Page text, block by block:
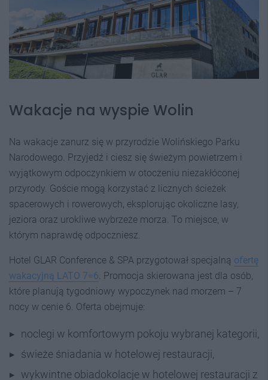
Wakacje na wyspie Wolin
Na wakacje zanurz się w przyrodzie Wolińskiego Parku
Narodowego. Przyjedź i ciesz się świeżym powietrzem i
wyjątkowym odpoczynkiem w otoczeniu niezakłóconej
przyrody. Goście mogą korzystać z licznych ścieżek
spacerowych i rowerowych, eksplorując okoliczne lasy,
jeziora oraz urokliwe wybrzeże morza. To miejsce, w
którym naprawdę odpoczniesz.
Hotel GLAR Conference & SPA przygotował specjalną ofertę
wakacyjną LATO 7=6 . Promocja skierowana jest dla osób,
które planują tygodniowy wypoczynek nad morzem – 7
nocy w cenie 6. Oferta obejmuje:
noclegi w komfortowym pokoju wybranej kategorii,
świeże śniadania w hotelowej restauracji,
wykwintne obiadokolacje w hotelowej restauracji z